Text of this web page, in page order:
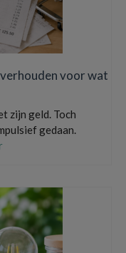
voor wat
zijn geld. Toch
gedaan.